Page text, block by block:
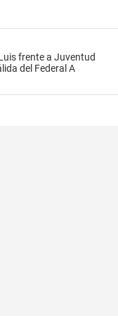
frente a Juventud
del Federal A